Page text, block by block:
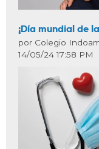
¡Día mundial de
por Colegio
14/05/24 17:58 PM